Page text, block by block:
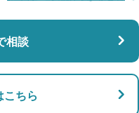
対応
相談
ちら